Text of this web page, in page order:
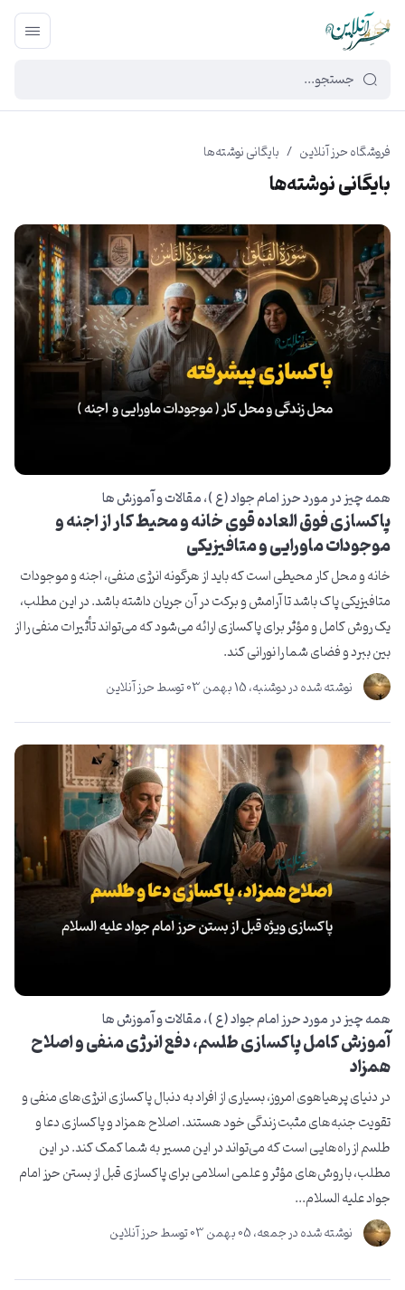
449f43cf-3da2-4422-bb12-2566cb5b8b05
فروشگاه حرز آنلاین / بایگانی نوشته‌ها
بایگانی نوشته‌ها
همه چیز در مورد حرز امام جواد ( ع ) مقالات و آموزش ها
پاکسازی فوق العاده قوی خانه و محیط کار از اجنه و
موجودات ماورایی و متافیزیکی
خانه و محل کار محیطی است که باید از هرگونه انرژی منفی، اجنه و موجودات
متافیزیکی پاک باشد تا آرامش و برکت در آن جریان داشته باشد. در این مطلب،
یک روش کامل و مؤثر برای پاکسازی ارائه می‌شود که می‌تواند تأثیرات منفی را از
بین ببرد و فضای شما را نورانی کند.
نوشته شده دردوشنبه، 15 بهمن 03 توسطحرز آنلاین
همه چیز در مورد حرز امام جواد ( ع ) مقالات و آموزش ها
آموزش کامل پاکسازی طلسم، دفع انرژی منفی و اصلاح
همزاد
در دنیای پرهیاهوی امروز، بسیاری از افراد به دنبال پاکسازی انرژی‌های منفی و
تقویت جنبه‌های مثبت زندگی خود هستند. اصلاح همزاد و پاکسازی دعا و
طلسم از راه‌هایی است که می‌تواند در این مسیر به شما کمک کند. در این
مطلب، با روش‌های مؤثر و علمی اسلامی برای پاکسازی قبل از بستن حرز امام
جواد علیه السلام...
نوشته شده درجمعه، 05 بهمن 03 توسطحرز آنلاین